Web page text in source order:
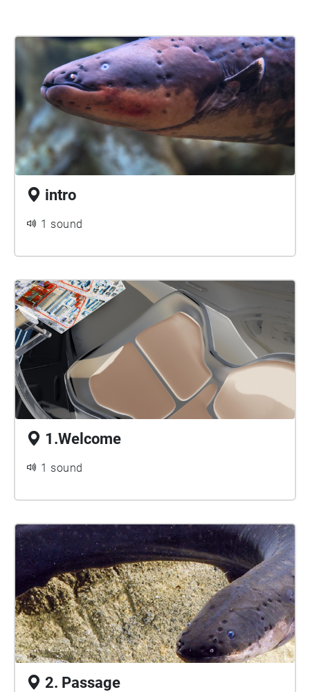
"Electric Eden".⁠ Technical advice: Gustavo Méndez
intro
1 sound
1.Welcome
1 sound
2. Passage